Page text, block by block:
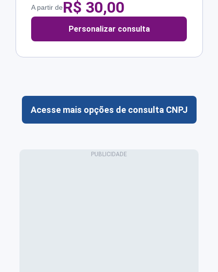
A partir deR$ 30,00
Personalizar consulta
Acesse mais opções de consulta CNPJ